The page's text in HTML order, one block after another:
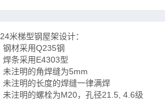
24米梯型钢屋架设计：
钢材采用Q235钢
焊条采用E4303型
未注明的角焊缝为5mm
未注明的长度的焊缝一律满焊
未注明的螺栓为M20，孔径21.5, 4.6级